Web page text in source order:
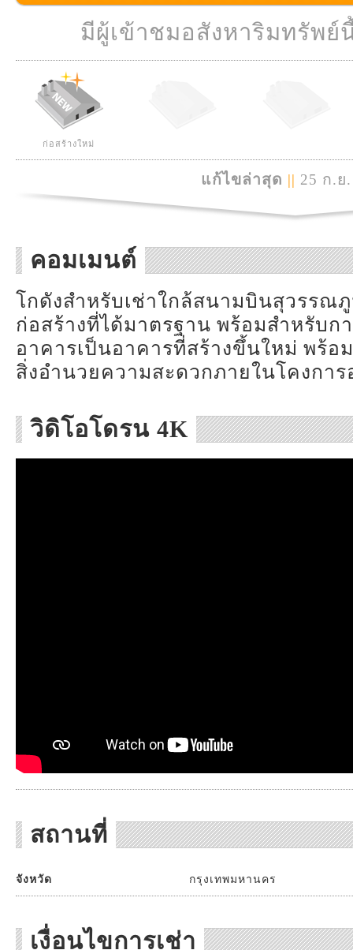
มีผู้เข้าชมอสังหาริมทรัพย์
ก่อสร้างใหม่
แก้ไขล่าสุด || 25 ก.ย
คอมเมนต์
โกดังสำหรับเช่าใกล้สนามบินสุวรรณภู
ก่อสร้างที่ได้มาตรฐาน พร้อมสำหรับก
อาคารเป็นอาคารที่สร้างขึ้นใหม่ พร้อ
สิ่งอำนวยความสะดวกภายในโคงกา
วิดิโอโดรน 4K
สถานที่
จังหวัด กรุงเทพมหานคร
เงื่อนไขการเช่า